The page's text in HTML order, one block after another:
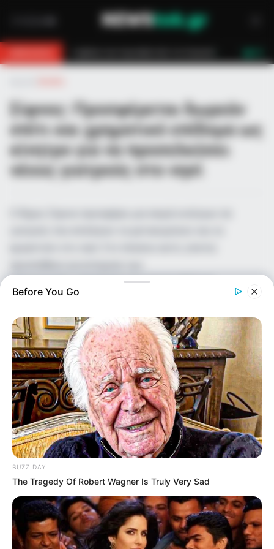
Σίφνος: Προσφέρεται δωρεάν
σπίτι και χρηματικό επίδομα ως
κίνητρο για να προσελκύσει
νέους γιατρούς στο νησί
υγειονομικών υπηρεσιών του νησιού αλλά και
κάλυψη των αναγκών του Πολυδύναμου Περιφερειακού
Ιατρείου. Η δήμαρχος Σίφνου κυρία Μαρία…
Ελλάδα
Before You Go
BUZZ DAY
The Tragedy Of Robert Wagner Is Truly Very Sad